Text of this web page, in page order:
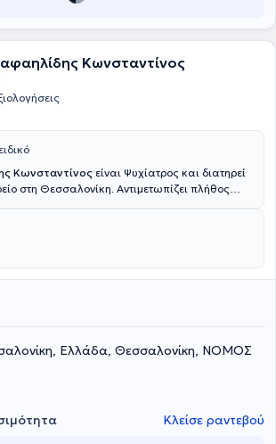
Κωνσταντίνος
Κωνσταντίνος είναι Ψυχίατρος και διατηρεί
στη Θεσσαλονίκη. Αντιμετωπίζει πλήθος
αναγκών, κάθε ανθρώπου που
Ελλάδα, Θεσσαλονίκη, ΝΟΜΟΣ
Κλείσε ραντεβού